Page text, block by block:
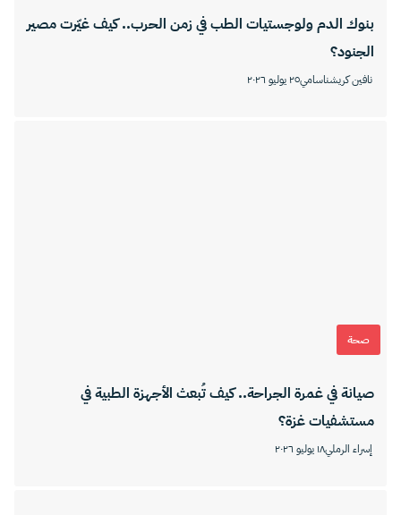
بنوك الدم ولوجستيات الطب في زمن الحرب.. كيف غيّرت مصير
الجنود؟
نافين كريشناسامي٢٥ يوليو ٢٠٢٦
صحة
صيانة في غمرة الجراحة.. كيف تُبعث الأجهزة الطبية في
مستشفيات غزة؟
إسراء الرملي١٨ يوليو ٢٠٢٦